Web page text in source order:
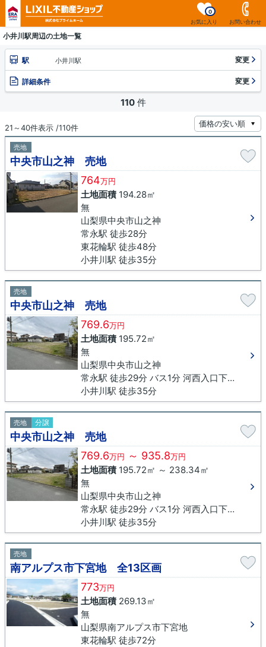
お気に入り
0
お問い合わせ
小井川駅周辺の土地一覧
駅 小井川駅 変更
詳細条件 変更
110 件
21～40件表示 /110件
売地
中央市山之神 売地
764万円
土地面積194.28㎡
無
山梨県中央市山之神
常永駅 徒歩28分
東花輪駅 徒歩48分
小井川駅 徒歩35分
売地
中央市山之神 売地
769.6万円
土地面積195.72㎡
無
山梨県中央市山之神
常永駅 徒歩29分 バス1分 河西入口下車 徒歩23分
小井川駅 徒歩35分
売地 分譲
中央市山之神 売地
769.6万円 ～ 935.8万円
土地面積195.72㎡ ～ 238.34㎡
無
山梨県中央市山之神
常永駅 徒歩29分 バス1分 河西入口下車 徒歩23分
小井川駅 徒歩35分
売地
南アルプス市下宮地 全13区画
773万円
土地面積269.13㎡
無
山梨県南アルプス市下宮地
東花輪駅 徒歩72分